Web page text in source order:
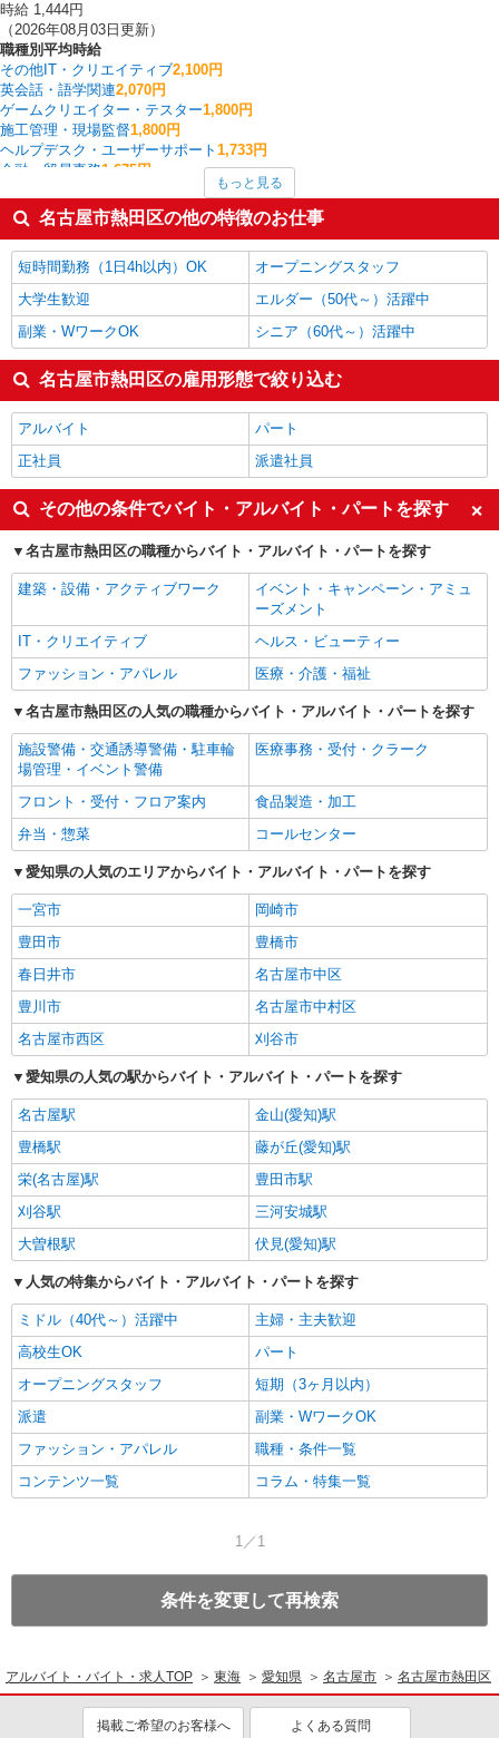
時給 1,444円
（2026年08月03日更新）
職種別平均時給
その他IT・クリエイティブ2,100円
英会話・語学関連2,070円
ゲームクリエイター・テスター1,800円
施工管理・現場監督1,800円
ヘルプデスク・ユーザーサポート 1,733円
金融・貿易事務1,675円
1,613円
その他販売・サービス1,600円
フォークリフト1,600円
雑貨・コスメ販売1,600円
名古屋市熱田区の他の職種の平均時給を見る
もっと見る
名古屋市熱田区の他の特徴のお仕事
短時間勤務（1日4h以内）OK
オープニングスタッフ
大学生歓迎
エルダー（50代～）活躍中
副業・WワークOK
シニア（60代～）活躍中
名古屋市熱田区の雇用形態で絞り込む
アルバイト
パート
正社員
派遣社員
その他の条件でバイト・アルバイト・パートを探す
名古屋市熱田区の職種からバイト・アルバイト・パートを探す
建築・設備・アクティブワーク
イベント・キャンペーン・アミュ
ーズメント
IT・クリエイティブ
ヘルス・ビューティー
ファッション・アパレル
医療・介護・福祉
名古屋市熱田区の人気の職種からバイト・アルバイト・パートを探す
施設警備・交通誘導警備・駐車輪
場管理・イベント警備
医療事務・受付・クラーク
フロント・受付・フロア案内
食品製造・加工
弁当・惣菜
コールセンター
愛知県の人気のエリアからバイト・アルバイト・パートを探す
一宮市
岡崎市
豊田市
豊橋市
春日井市
名古屋市中区
豊川市
名古屋市中村区
名古屋市西区
刈谷市
愛知県の人気の駅からバイト・アルバイト・パートを探す
名古屋駅
金山(愛知)駅
豊橋駅
藤が丘(愛知)駅
栄(名古屋)駅
豊田市駅
刈谷駅
三河安城駅
大曽根駅
伏見(愛知)駅
人気の特集からバイト・アルバイト・パートを探す
ミドル（40代～）活躍中
主婦・主夫歓迎
高校生OK
パート
オープニングスタッフ
短期（3ヶ月以内）
派遣
副業・WワークOK
ファッション・アパレル
職種・条件一覧
コンテンツ一覧
コラム・特集一覧
1／1
条件を変更して再検索
アルバイト・バイト・求人TOP 東海 愛知県 名古屋市 名古屋市熱田区
掲載ご希望のお客様へ よくある質問